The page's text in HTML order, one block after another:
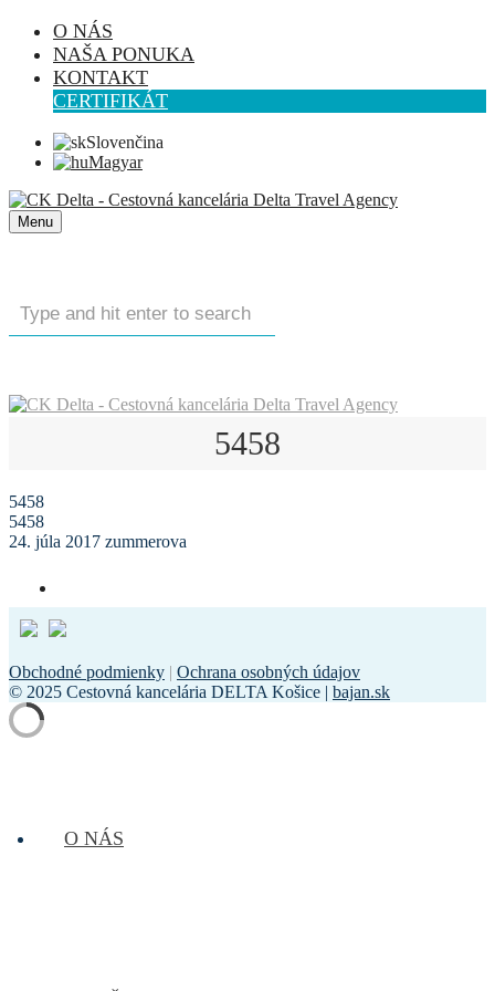
O NÁS
NAŠA PONUKA
KONTAKT
CERTIFIKÁT
Slovenčina
Magyar
Menu
O NÁS
5458
5458
5458
24. júla 2017 zummerova
Obchodné podmienky | Ochrana osobných údajov
© 2025 Cestovná kancelária DELTA Košice | bajan.sk